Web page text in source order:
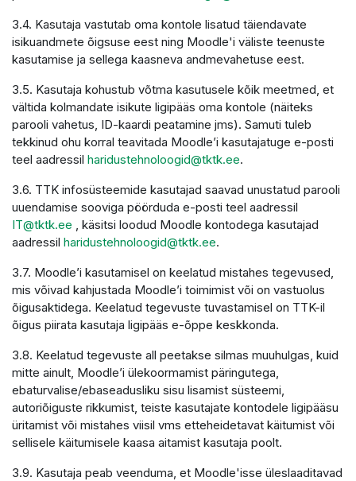
3.4. Kasutaja vastutab oma kontole lisatud täiendavate
isikuandmete õigsuse eest ning Moodle'i väliste teenuste
kasutamise ja sellega kaasneva andmevahetuse eest.
3.5. Kasutaja kohustub võtma kasutusele kõik meetmed, et
vältida kolmandate isikute ligipääs oma kontole (näiteks
parooli vahetus, ID-kaardi peatamine jms). Samuti tuleb
tekkinud ohu korral teavitada Moodle’i kasutajatuge e-posti
teel aadressil haridustehnoloogid@tktk.ee.
3.6. TTK infosüsteemide kasutajad saavad unustatud parooli
uuendamise sooviga pöörduda e-posti teel aadressil
IT@tktk.ee , käsitsi loodud Moodle kontodega kasutajad
aadressil haridustehnoloogid@tktk.ee.
3.7. Moodle’i kasutamisel on keelatud mistahes tegevused,
mis võivad kahjustada Moodle’i toimimist või on vastuolus
õigusaktidega. Keelatud tegevuste tuvastamisel on TTK-il
õigus piirata kasutaja ligipääs e-õppe keskkonda.
3.8. Keelatud tegevuste all peetakse silmas muuhulgas, kuid
mitte ainult, Moodle’i ülekoormamist päringutega,
ebaturvalise/ebaseadusliku sisu lisamist süsteemi,
autoriõiguste rikkumist, teiste kasutajate kontodele ligipääsu
üritamist või mistahes viisil vms etteheidetavat käitumist või
sellisele käitumisele kaasa aitamist kasutaja poolt.
3.9. Kasutaja peab veenduma, et Moodle'isse üleslaaditavad